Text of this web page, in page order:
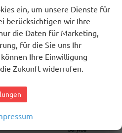
ein, um unsere Dienste für
berücksichtigen wir Ihre
die Daten für Marketing,
für die Sie uns Ihr
Ihre Einwilligung
Zukunft widerrufen.